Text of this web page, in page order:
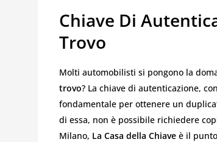
Chiave Di
Trovo
Molti automobilisti si pongono la
trovo? La chiave di autenticazione,
fondamentale per ottenere un
di essa, non è possibile richiedere
Milano, La Casa della Chiave è il